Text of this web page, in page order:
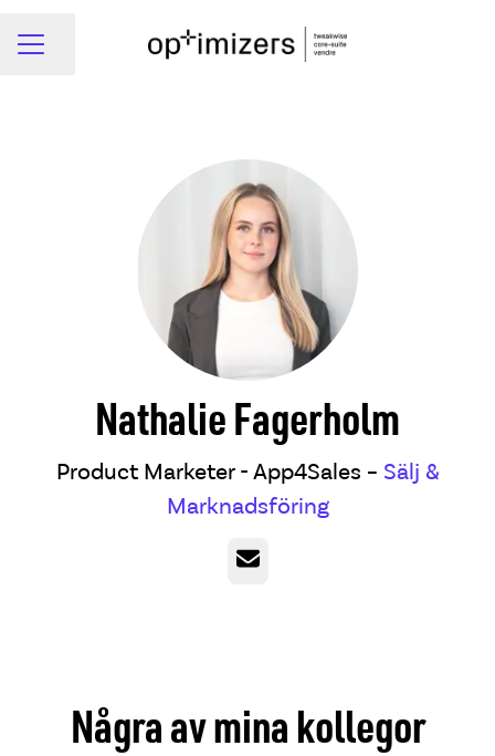
Karriärmeny
Dela sidan
Nathalie Fagerholm
Product Marketer - App4Sales – Sälj &
Marknadsföring
E-post
Några av mina kollegor